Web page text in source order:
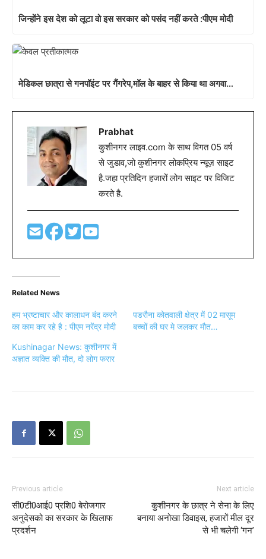
जिन्‍होंने इस देश को लूटा वो इस सरकार को पसंद नहीं करते :पीएम मोदी
मेडिकल छात्रा से गनपॉइंट पर गैंगरेप,मॉल के बाहर से किया था अगवा…
Prabhat
कुशीनगर लाइव.com के साथ विगत 05 वर्ष
से जुडाव,जो कुशीनगर लोकप्रिय न्यूज़ साइट
है.जहा प्रतिदिन हजारों लोग साइट पर विजिट
करते है.
Related News
हम भ्रष्टाचार और कालाधन बंद करने
का काम कर रहे है : पीएम नरेंद्र मोदी
पडरौना कोतवाली क्षेत्र में 02 मासूम
बच्चों की घर मे जलकर मौत…
Kushinagar News: कुशीनगर में
अज्ञात व्यक्ति की मौत, दो लोग फरार
Previous article
सी0टी0आई0 प्रशि0 बेरोजगार
अनुदेसको का सरकार के खिलाफ
प्रदर्शन
Next article
कुशीनगर के छात्र ने सेना के लिए
बनाया अनोखा डिवाइस, हजारों मील दूर
से भी चलेगी ‘गन’